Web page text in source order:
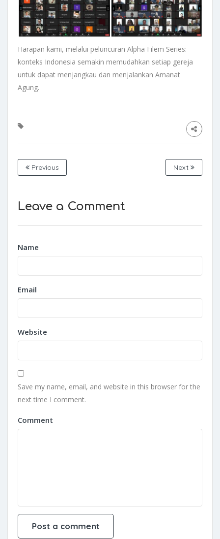
Harapan kami, melalui peluncuran Alpha Filem Series:
konteks Indonesia semakin memudahkan setiap gereja
untuk dapat menjangkau dan menjalankan Amanat
Agung.
Previous Next
Leave a Comment
Name
Email
Website
Save my name, email, and website in this browser for the
next time I comment.
Comment